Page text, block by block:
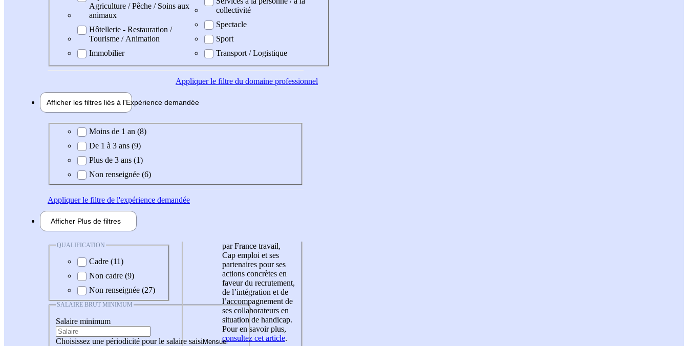
Agriculture / Pêche / Soins aux
animaux
Hôtellerie - Restauration /
Tourisme / Animation
Immobilier
collectivité
Spectacle
Sport
Transport / Logistique
Appliquerle filtre du domaine professionnel
Afficher les filtres liés à l'Expérience demandée
Expérience demandée
Moins de 1 an (8)
De 1 à 3 ans (9)
Plus de 3 ans (1)
Non renseignée (6)
Appliquerle filtre de l'expérience demandée
Afficher Plus de filtres
QUALIFICATION
Cadre (11)
Non cadre (9)
Non renseignée (27)
SALAIRE BRUT MINIMUM
Salaire minimum
Choisissez une périodicité pour le salaire saisi
par France travail,
Cap emploi et ses
partenaires pour ses
actions concrètes en
faveur du recrutement,
de l’intégration et de
l’accompagnement de
ses collaborateurs en
situation de handicap.
Pour en savoir plus,
consultez cet article.